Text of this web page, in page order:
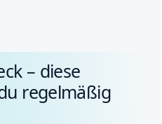
– diese
regelmäßig